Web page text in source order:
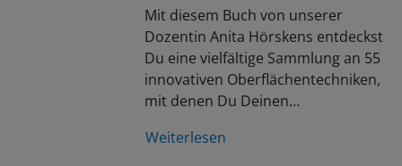
Mit diesem Buch von unserer
Dozentin Anita Hörskens entdeckst
Du eine vielfältige Sammlung an 55
innovativen Oberflächentechniken,
mit denen Du Deinen…
Weiterlesen